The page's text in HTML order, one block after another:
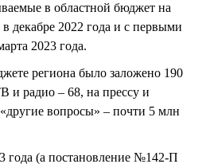
в областной бюджет на
декабре 2022 года и с первыми
2023 года.
региона было заложено 190
и радио – 68, на прессу и
вопросы» – почти 5 млн
года (а постановление №142-П